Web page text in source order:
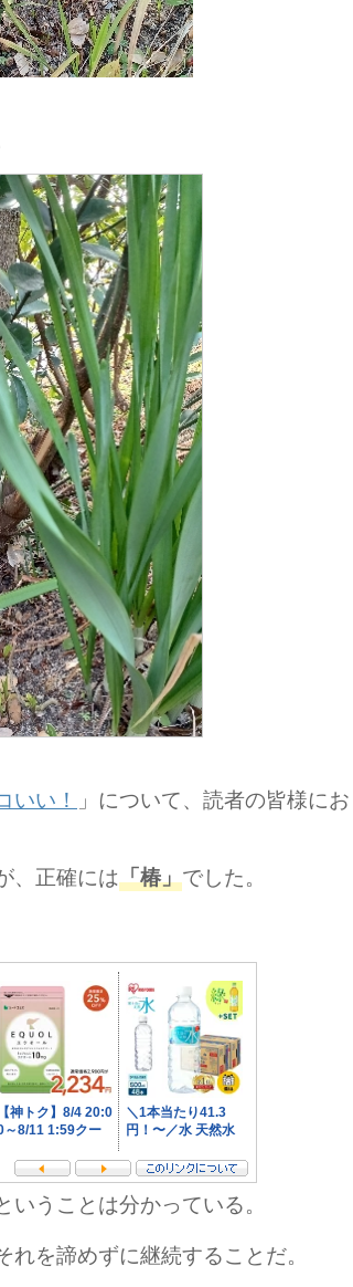
いい！ 」について、読者の皆様にお
、正確には「椿」でした。
いうことは分かっている。
を諦めずに継続することだ。